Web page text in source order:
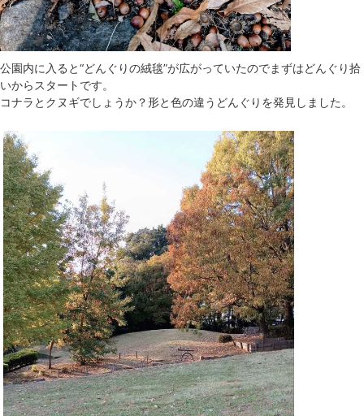
公園内に入ると“どんぐりの絨毯”が広がっていたのでまずはどんぐり拾
いからスタートです。
コナラとクヌギでしょうか？形と色の違うどんぐりを発見しました。